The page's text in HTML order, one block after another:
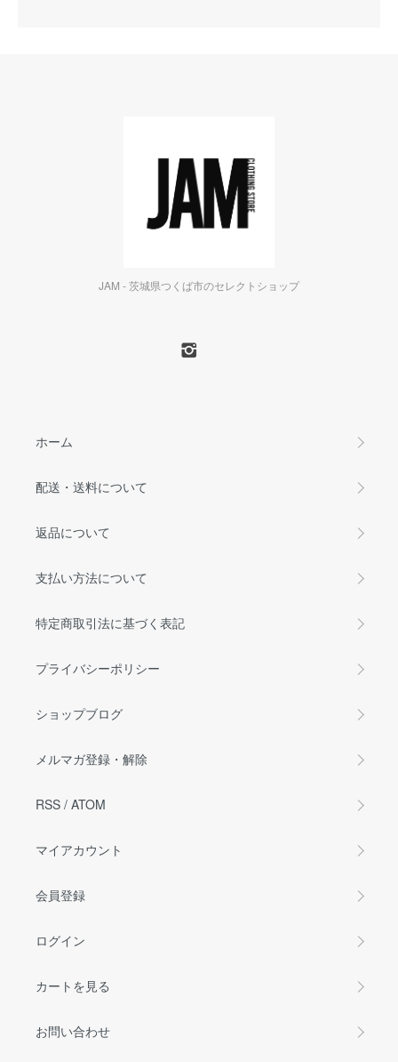
JAM - 茨城県つくば市のセレクトショップ
ホーム
配送・送料について
返品について
支払い方法について
特定商取引法に基づく表記
プライバシーポリシー
ショップブログ
メルマガ登録・解除
RSS / ATOM
マイアカウント
会員登録
ログイン
カートを見る
お問い合わせ